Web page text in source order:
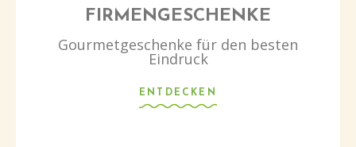
FIRMENGESCHENKE
Gourmetgeschenke für den besten
Eindruck
ENTDECKEN